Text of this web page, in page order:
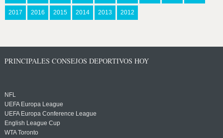
2017 2016 2015 2014 2013 2012
PRINCIPALES CONSEJOS DEPORTIVOS HOY
NFL
UEFA Europa League
UEFA Europa Conference League
English League Cup
WTA Toronto